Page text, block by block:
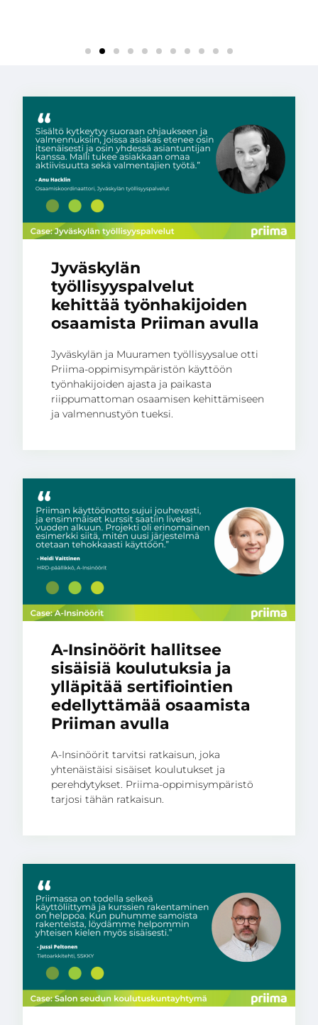
Jyväskylän
työllisyyspalvelut
kehittää työnhakijoiden
osaamista Priiman avulla
Jyväskylän ja Muuramen työllisyysalue otti
Priima-oppimisympäristön käyttöön
työnhakijoiden ajasta ja paikasta
riippumattoman osaamisen kehittämiseen
ja valmennustyön tueksi.
A-Insinöörit hallitsee
sisäisiä koulutuksia ja
ylläpitää sertifiointien
edellyttämää osaamista
Priiman avulla
A-Insinöörit tarvitsi ratkaisun, joka
yhtenäistäisi sisäiset koulutukset ja
perehdytykset. Priima-oppimisympäristö
tarjosi tähän ratkaisun.